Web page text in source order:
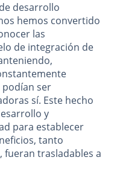
desarrollo
hemos convertido
las
de integración de
ser
sí. Este hecho
y
para establecer
tanto
fueran trasladables a